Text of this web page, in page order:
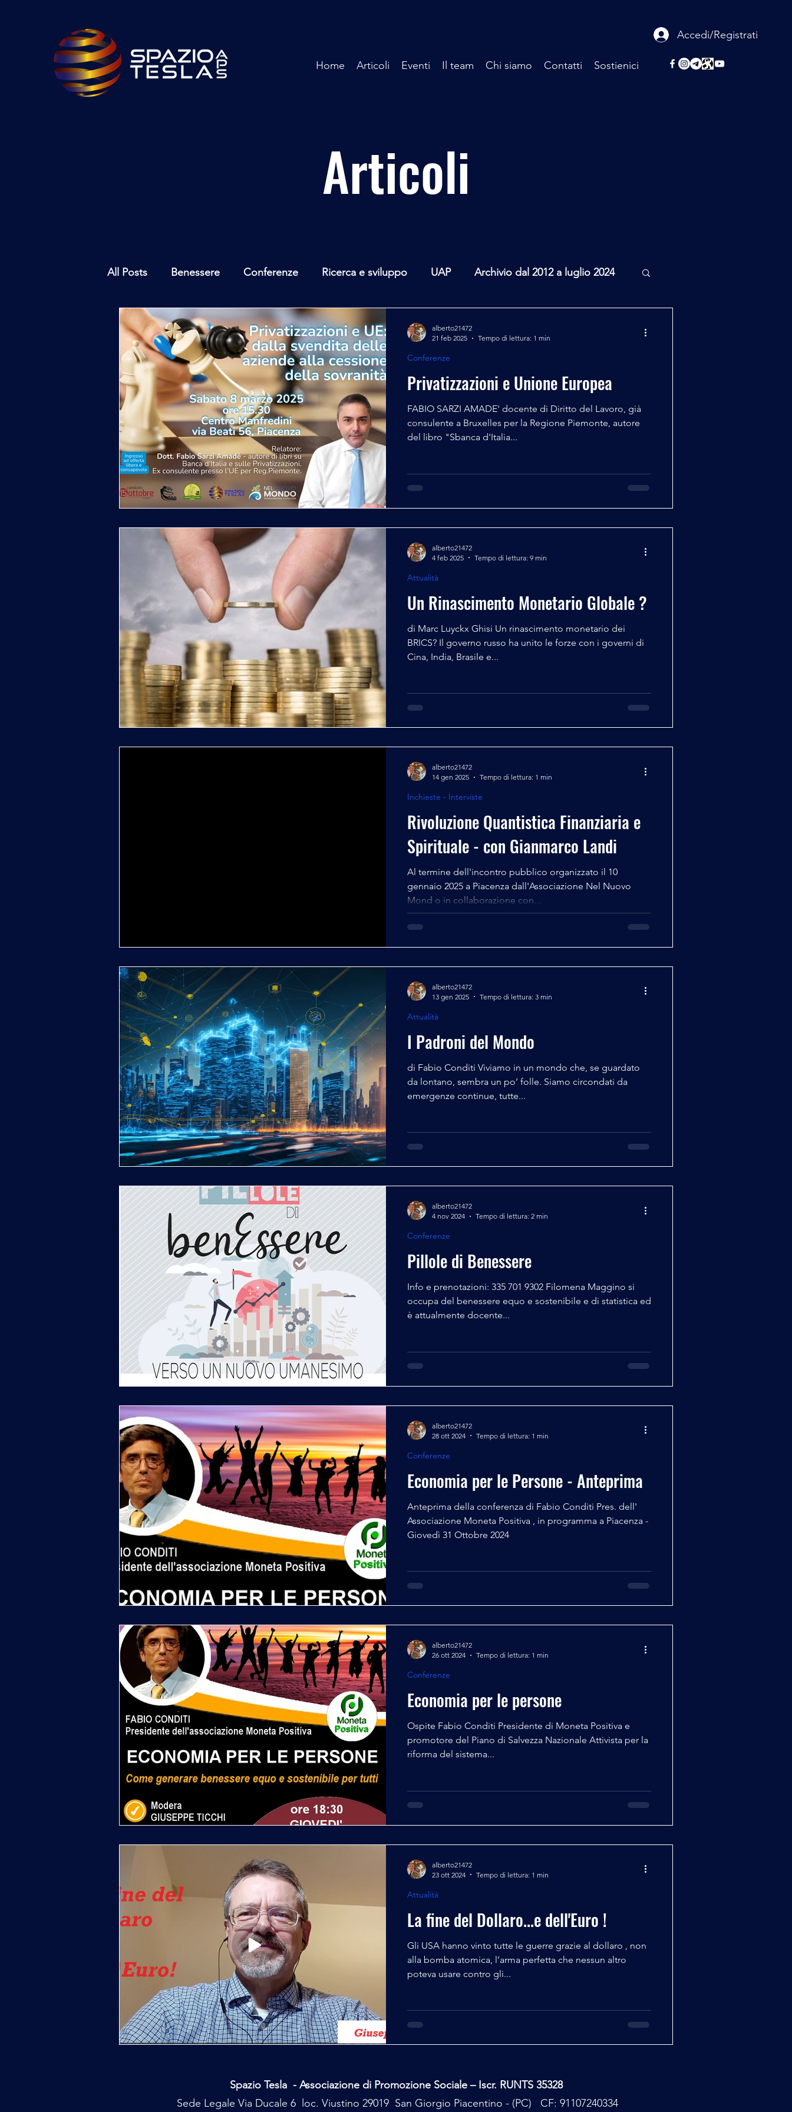
Accedi/Registrati
Home Articoli Eventi Il team Chi siamo Contatti Sostienici
Articoli
All Posts Benessere Conferenze Ricerca e sviluppo UAP Archivio dal 2012 a luglio 2024
Ambiente Inchieste - Interviste Mare Mediterraneo
Archeoastronomia Attualità Spazio - Astronomia
Privatizzazioni e Unione Europea
FABIO SARZI AMADE' docente di Diritto del Lavoro, già
consulente a Bruxelles per la Regione Piemonte, autore
del libro "Sbanca d'Italia...
Conferenze
alberto21472
21 feb 2025
Tempo di lettura: 1 min
Un Rinascimento Monetario Globale ?
di Marc Luyckx Ghisi Un rinascimento monetario dei
BRICS? Il governo russo ha unito le forze con i governi di
Cina, India, Brasile e...
Attualità
alberto21472
4 feb 2025
Tempo di lettura: 9 min
Rivoluzione Quantistica Finanziaria e
Spirituale - con Gianmarco Landi
Al termine dell'incontro pubblico organizzato il 10
gennaio 2025 a Piacenza dall'Associazione Nel Nuovo
Mond o in collaborazione con...
Inchieste - Interviste
alberto21472
14 gen 2025
Tempo di lettura: 1 min
I Padroni del Mondo
di Fabio Conditi Viviamo in un mondo che, se guardato
da lontano, sembra un po’ folle. Siamo circondati da
emergenze continue, tutte...
Attualità
alberto21472
13 gen 2025
Tempo di lettura: 3 min
Pillole di Benessere
Info e prenotazioni: 335 701 9302 Filomena Maggino si
occupa del benessere equo e sostenibile e di statistica ed
è attualmente docente...
Conferenze
alberto21472
4 nov 2024
Tempo di lettura: 2 min
Economia per le Persone - Anteprima
Anteprima della conferenza di Fabio Conditi Pres. dell'
Associazione Moneta Positiva , in programma a Piacenza -
Giovedì 31 Ottobre 2024
Conferenze
alberto21472
28 ott 2024
Tempo di lettura: 1 min
Economia per le persone
Ospite Fabio Conditi Presidente di Moneta Positiva e
promotore del Piano di Salvezza Nazionale Attivista per la
riforma del sistema...
Conferenze
alberto21472
26 ott 2024
Tempo di lettura: 1 min
La fine del Dollaro...e dell'Euro !
Gli USA hanno vinto tutte le guerre grazie al dollaro , non
alla bomba atomica, l’arma perfetta che nessun altro
poteva usare contro gli...
Attualità
alberto21472
23 ott 2024
Tempo di lettura: 1 min
Spazio Tesla - Associazione di Promozione Sociale – Iscr. RUNTS 35328
Sede Legale Via Ducale 6 loc. Viustino 29019 San Giorgio Piacentino - (PC) CF: 91107240334